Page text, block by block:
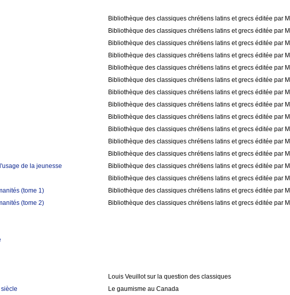
Bibliothèque des classiques chrétiens latins et grecs éditée par
Bibliothèque des classiques chrétiens latins et grecs éditée par
Bibliothèque des classiques chrétiens latins et grecs éditée par
Bibliothèque des classiques chrétiens latins et grecs éditée par
Bibliothèque des classiques chrétiens latins et grecs éditée par
Bibliothèque des classiques chrétiens latins et grecs éditée par
Bibliothèque des classiques chrétiens latins et grecs éditée par
Bibliothèque des classiques chrétiens latins et grecs éditée par
Bibliothèque des classiques chrétiens latins et grecs éditée par
Bibliothèque des classiques chrétiens latins et grecs éditée par
Bibliothèque des classiques chrétiens latins et grecs éditée par
Bibliothèque des classiques chrétiens latins et grecs éditée par
de la jeunesse
Bibliothèque des classiques chrétiens latins et grecs éditée par
Bibliothèque des classiques chrétiens latins et grecs éditée par
(tome 1)
Bibliothèque des classiques chrétiens latins et grecs éditée par
(tome 2)
Bibliothèque des classiques chrétiens latins et grecs éditée par
Louis Veuillot sur la question des classiques
Le gaumisme au Canada